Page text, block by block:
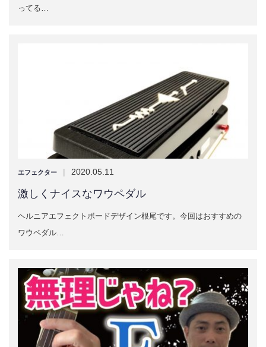
ってる…
エフェクター | 2020.05.11
激しくナイスなワウペダル
ヘルニアエフェクトボードデザイン根尾です。今回はおすすめの
ワウペダル…